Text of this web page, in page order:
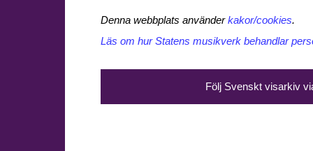
Denna webbplats använderkakor/cookies.
Läs om hur Statens musikverk behandlar
Följ Svenskt visarkiv